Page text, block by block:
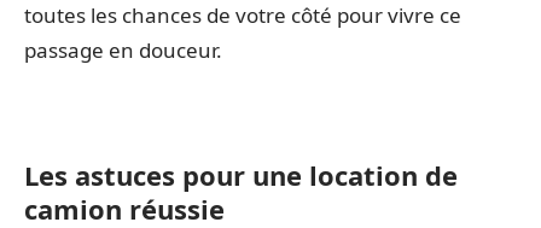
toutes les chances de votre côté pour vivre ce
passage en douceur.
Les astuces pour une location de
camion réussie